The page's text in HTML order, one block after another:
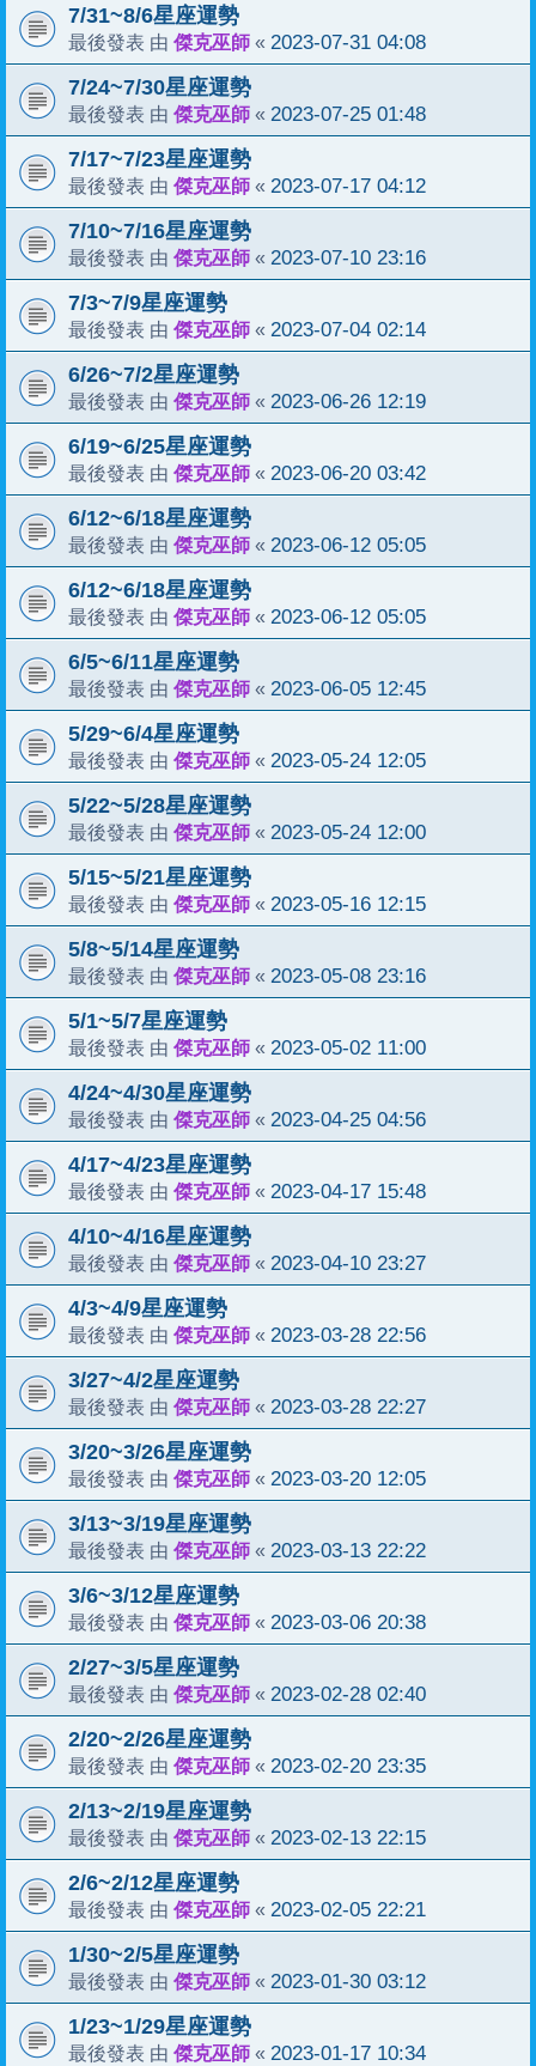
7/31~8/6星座運勢
最後發表 由 傑克巫師 « 2023-07-31 04:08
7/24~7/30星座運勢
最後發表 由 傑克巫師 « 2023-07-25 01:48
7/17~7/23星座運勢
最後發表 由 傑克巫師 « 2023-07-17 04:12
7/10~7/16星座運勢
最後發表 由 傑克巫師 « 2023-07-10 23:16
7/3~7/9星座運勢
最後發表 由 傑克巫師 « 2023-07-04 02:14
6/26~7/2星座運勢
最後發表 由 傑克巫師 « 2023-06-26 12:19
6/19~6/25星座運勢
最後發表 由 傑克巫師 « 2023-06-20 03:42
6/12~6/18星座運勢
最後發表 由 傑克巫師 « 2023-06-12 05:05
6/12~6/18星座運勢
最後發表 由 傑克巫師 « 2023-06-12 05:05
6/5~6/11星座運勢
最後發表 由 傑克巫師 « 2023-06-05 12:45
5/29~6/4星座運勢
最後發表 由 傑克巫師 « 2023-05-24 12:05
5/22~5/28星座運勢
最後發表 由 傑克巫師 « 2023-05-24 12:00
5/15~5/21星座運勢
最後發表 由 傑克巫師 « 2023-05-16 12:15
5/8~5/14星座運勢
最後發表 由 傑克巫師 « 2023-05-08 23:16
5/1~5/7星座運勢
最後發表 由 傑克巫師 « 2023-05-02 11:00
4/24~4/30星座運勢
最後發表 由 傑克巫師 « 2023-04-25 04:56
4/17~4/23星座運勢
最後發表 由 傑克巫師 « 2023-04-17 15:48
4/10~4/16星座運勢
最後發表 由 傑克巫師 « 2023-04-10 23:27
4/3~4/9星座運勢
最後發表 由 傑克巫師 « 2023-03-28 22:56
3/27~4/2星座運勢
最後發表 由 傑克巫師 « 2023-03-28 22:27
3/20~3/26星座運勢
最後發表 由 傑克巫師 « 2023-03-20 12:05
3/13~3/19星座運勢
最後發表 由 傑克巫師 « 2023-03-13 22:22
3/6~3/12星座運勢
最後發表 由 傑克巫師 « 2023-03-06 20:38
2/27~3/5星座運勢
最後發表 由 傑克巫師 « 2023-02-28 02:40
2/20~2/26星座運勢
最後發表 由 傑克巫師 « 2023-02-20 23:35
2/13~2/19星座運勢
最後發表 由 傑克巫師 « 2023-02-13 22:15
2/6~2/12星座運勢
最後發表 由 傑克巫師 « 2023-02-05 22:21
1/30~2/5星座運勢
最後發表 由 傑克巫師 « 2023-01-30 03:12
1/23~1/29星座運勢
最後發表 由 傑克巫師 « 2023-01-17 10:34